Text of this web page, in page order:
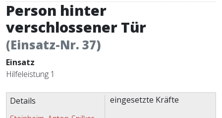
Person hinter
verschlossener Tür
(Einsatz-Nr. 37)
Einsatz
Hilfeleistung 1
Details
eingesetzte Kräfte